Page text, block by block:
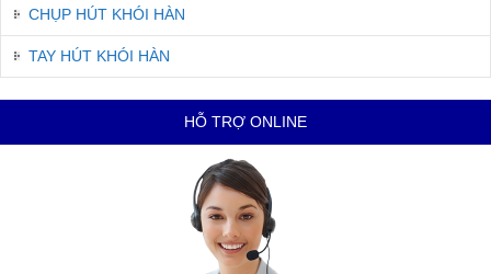
CHỤP HÚT KHÓI HÀN
TAY HÚT KHÓI HÀN
HỖ TRỢ ONLINE